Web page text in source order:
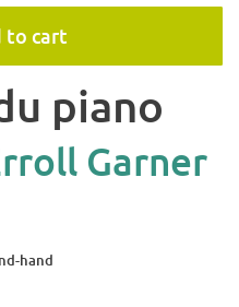
to cart
piano
Garner
hand